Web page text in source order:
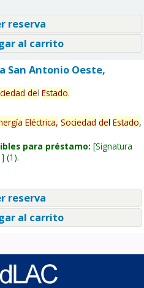
reserva
al carrito
San Antonio Oeste,
del Estado.
Eléctrica, Sociedad del Estado,
para préstamo: Signatura
(1).
reserva
al carrito